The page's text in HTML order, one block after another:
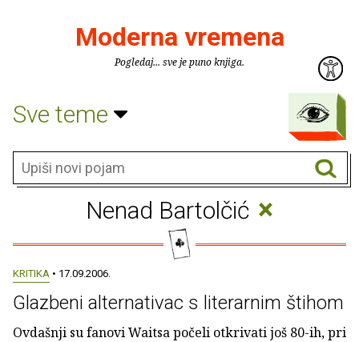
Moderna vremena
Pogledaj... sve je puno knjiga.
Sve teme
Nenad Bartolčić ×
KRITIKA • 17.09.2006.
Glazbeni alternativac s literarnim štihom
Ovdašnji su fanovi Waitsa počeli otkrivati još 80-ih, pri